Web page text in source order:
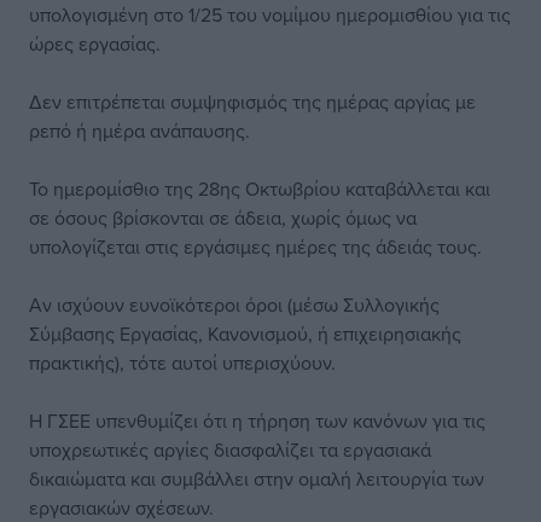
υπολογισμένη στο 1/25 του νομίμου ημερομισθίου για τις
ώρες εργασίας.
Δεν επιτρέπεται συμψηφισμός της ημέρας αργίας με
ρεπό ή ημέρα ανάπαυσης.
Το ημερομίσθιο της 28ης Οκτωβρίου καταβάλλεται και
σε όσους βρίσκονται σε άδεια, χωρίς όμως να
υπολογίζεται στις εργάσιμες ημέρες της άδειάς τους.
Αν ισχύουν ευνοϊκότεροι όροι (μέσω Συλλογικής
Σύμβασης Εργασίας, Κανονισμού, ή επιχειρησιακής
πρακτικής), τότε αυτοί υπερισχύουν.
Η ΓΣΕΕ υπενθυμίζει ότι η τήρηση των κανόνων για τις
υποχρεωτικές αργίες διασφαλίζει τα εργασιακά
δικαιώματα και συμβάλλει στην ομαλή λειτουργία των
εργασιακών σχέσεων.